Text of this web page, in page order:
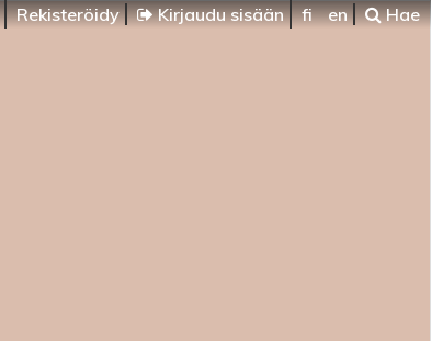
Rekisteröidy Kirjaudu sisään fi en Hae